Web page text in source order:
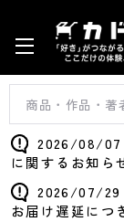
2026/08/07
に関するお知ら
2026/07/29
お届け遅延につ